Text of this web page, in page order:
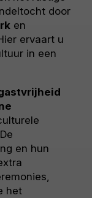
door
en
ervaart u
in een
en hun
het